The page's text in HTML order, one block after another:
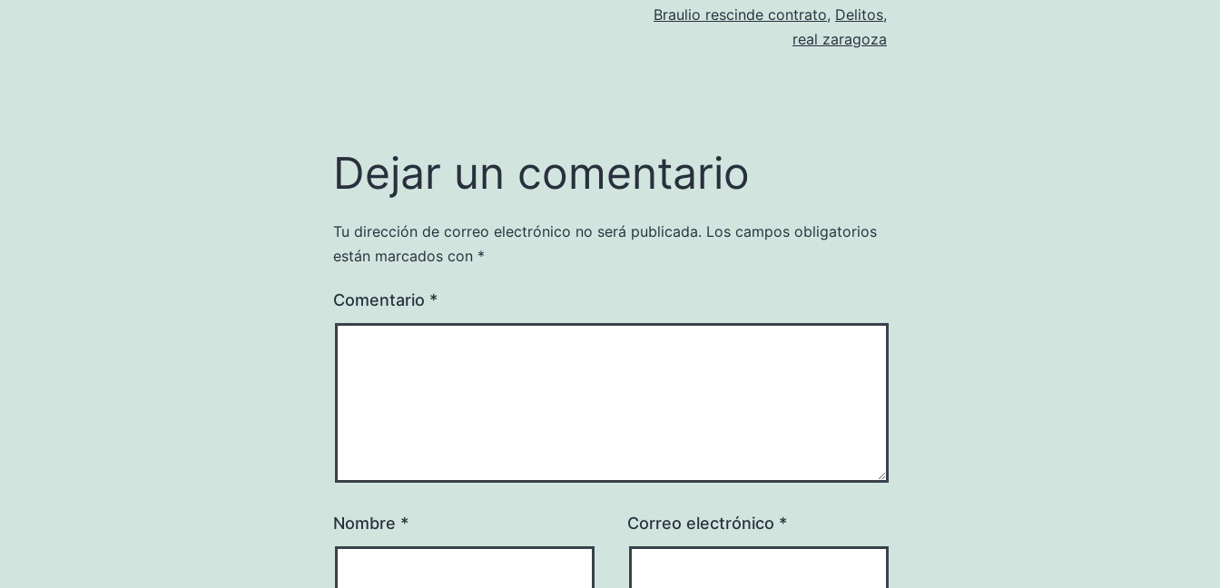
Braulio rescinde contrato, Delitos,
real zaragoza
Dejar un comentario
Tu dirección de correo electrónico no será publicada. Los campos obligatorios
están marcados con *
Comentario *
Nombre * Correo electrónico *